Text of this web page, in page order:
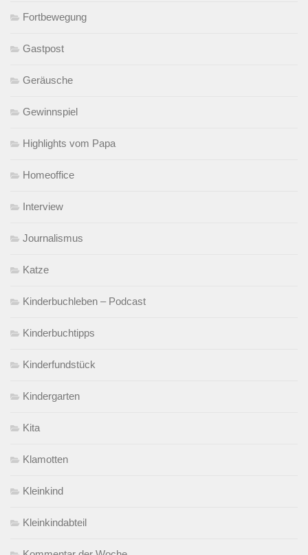
Fortbewegung
Gastpost
Geräusche
Gewinnspiel
Highlights vom Papa
Homeoffice
Interview
Journalismus
Katze
Kinderbuchleben – Podcast
Kinderbuchtipps
Kinderfundstück
Kindergarten
Kita
Klamotten
Kleinkind
Kleinkindabteil